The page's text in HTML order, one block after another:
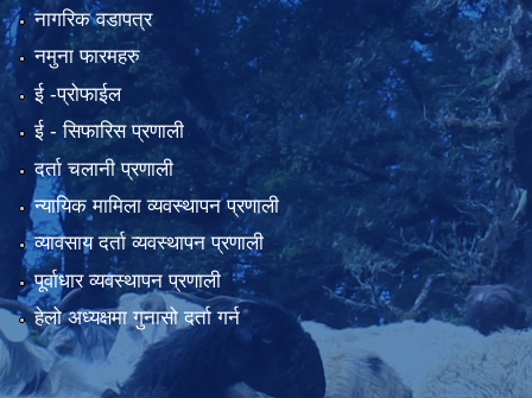
नागरिक वडापत्र
नमुना फारमहरु
ई -प्रोफाईल
ई‍ - सिफारिस प्रणाली
दर्ता चलानी प्रणाली
न्यायिक मामिला व्यवस्थापन प्रणाली
व्यावसाय दर्ता व्यवस्थापन प्रणाली
पूर्वाधार व्यवस्थापन प्रणाली
हेलो अध्यक्षमा गुनासो दर्ता गर्न